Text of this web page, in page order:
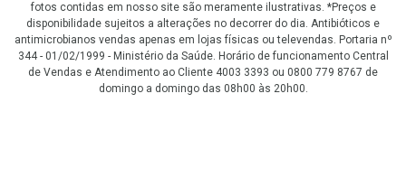
fotos contidas em nosso site são meramente ilustrativas. *Preços e
disponibilidade sujeitos a alterações no decorrer do dia. Antibióticos e
antimicrobianos vendas apenas em lojas físicas ou televendas. Portaria nº
344 - 01/02/1999 - Ministério da Saúde. Horário de funcionamento Central
de Vendas e Atendimento ao Cliente 4003 3393 ou 0800 779 8767 de
domingo a domingo das 08h00 às 20h00.